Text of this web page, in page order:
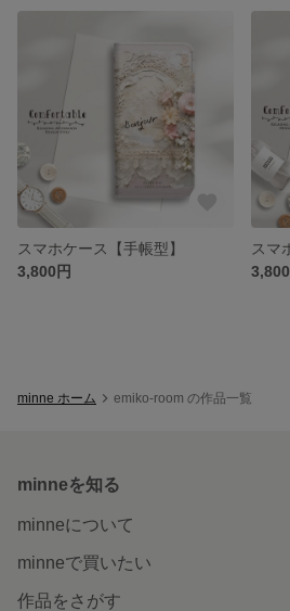
スマホケース【手帳型】
3,800円
スマ
minne ホーム emiko-room の作品一覧
minneを知る
minneについて
minneで買いたい
作品をさがす